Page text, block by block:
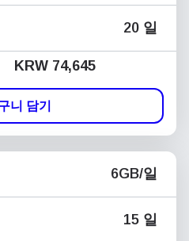
20 일
KRW 74,645
니 담기
6GB/일
15 일